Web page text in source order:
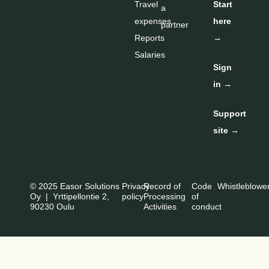
Travel
expenses
Reports
Salaries
a
partner
Start
here
→
Sign
in →
Support
site →
© 2025 Easor Solutions
Oy | Yrttipellontie 2,
90230 Oulu
Privacy
policy
Record of
Processing
Activities
Code
of
conduct